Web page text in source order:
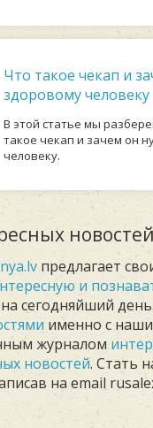
Что такое чекап и
здоровому человеку
В этой статье мы
такое чекап и зачем он
человеку.
предлагает
и
на сегодняйший
именно с
журналом
новостей. Стать
на email